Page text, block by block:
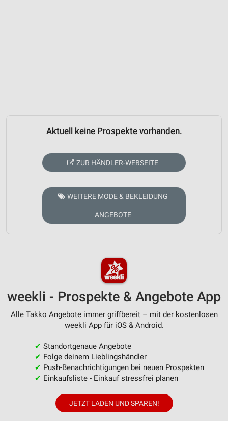
Aktuell keine Prospekte vorhanden.
ZUR HÄNDLER-WEBSEITE
WEITERE MODE & BEKLEIDUNG
ANGEBOTE
weekli - Prospekte & Angebote App
Alle Takko Angebote immer griffbereit – mit der kostenlosen
weekli App für iOS & Android.
✔ Standortgenaue Angebote
✔ Folge deinem Lieblingshändler
✔ Push-Benachrichtigungen bei neuen Prospekten
✔ Einkaufsliste - Einkauf stressfrei planen
JETZT LADEN UND SPAREN!